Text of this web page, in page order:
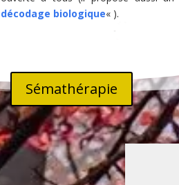
décodage biologique« ).
Sémathérapie